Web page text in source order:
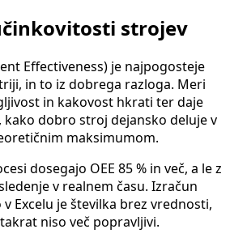
strojev
Effectiveness) je najpogosteje
in to iz dobrega razloga. Meri
in kakovost hkrati ter daje
dobro stroj dejansko deluje v
maksimumom.
dosegajo OEE 85 % in več, a le z
v realnem času. Izračun
Excelu je številka brez vrednosti,
niso več popravljivi.